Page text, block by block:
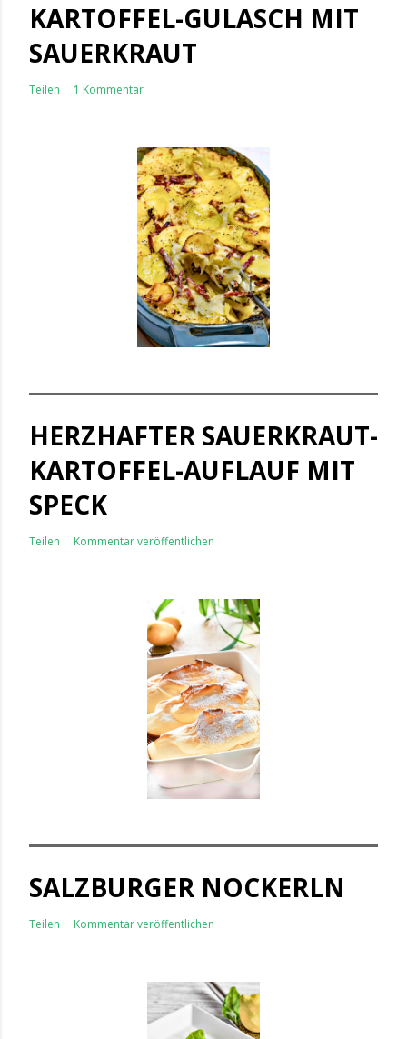
KARTOFFEL-GULASCH MIT
SAUERKRAUT
Teilen 1 Kommentar
HERZHAFTER SAUERKRAUT-
KARTOFFEL-AUFLAUF MIT
SPECK
Teilen Kommentar veröffentlichen
SALZBURGER NOCKERLN
Teilen Kommentar veröffentlichen